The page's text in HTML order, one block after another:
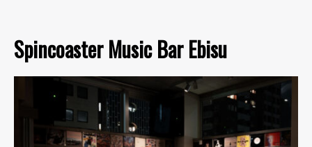
Spincoaster Music Bar Ebisu